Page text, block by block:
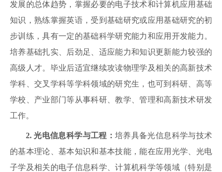
发展的总体趋势，掌握必要的电子技术和计算机应用基础
知识，熟练掌握英语，受到基础研究或应用基础研究的初
步训练，具有一定的基础科学研究能力和应用开发能力。
培养基础扎实、后劲足、适应能力和知识更新能力较强的
高级人才。毕业后适宜继续攻读物理学及相关的高新技术
学科、交叉学科等学科领域的研究生，也可到科研、高等
学校、产业部门等从事科研、教学、管理和高新技术研发
工作。
2.光电信息科学与工程：培养具备光信息科学与技术
的基本理论、基本知识和基本技能，能在应用光学、光电
子学及相关的电子信息科学、计算机科学等领域（特别是